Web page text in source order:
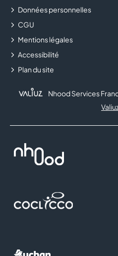
SERVICES
TAPE À
Données personnelles
CGU
Mentions légales
Accessibilité
Plan du site
Nhood Services